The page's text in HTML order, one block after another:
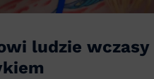
ludzie wczasy